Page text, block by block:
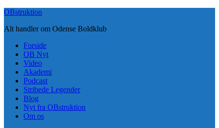
Skip
content
OBstruktion
Alt handler om Odense Boldklub
Forside
OB Nyt
Video
Akademi
Podcast
Stribede Legender
Blog
Nyt fra OBstruktion
Om os